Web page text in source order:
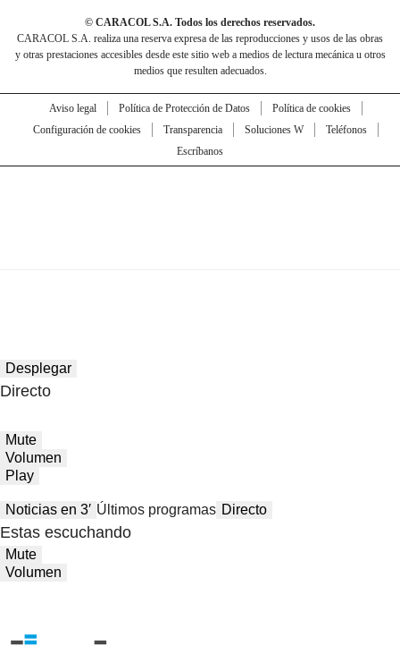
© CARACOL S.A. Todos los derechos reservados.
CARACOL S.A. realiza una reserva expresa de las reproducciones y usos de las obras
y otras prestaciones accesibles desde este sitio web a medios de lectura mecánica u otros
medios que resulten adecuados.
Aviso legal Política de Protección de Datos
Política de cookies
Configuración de cookies
Transparencia Soluciones W
Teléfonos
Escríbanos
Desplegar
Directo
Mute
Volumen
Play
Noticias en 3′ Últimos programas Directo
Estas escuchando
Mute
Volumen